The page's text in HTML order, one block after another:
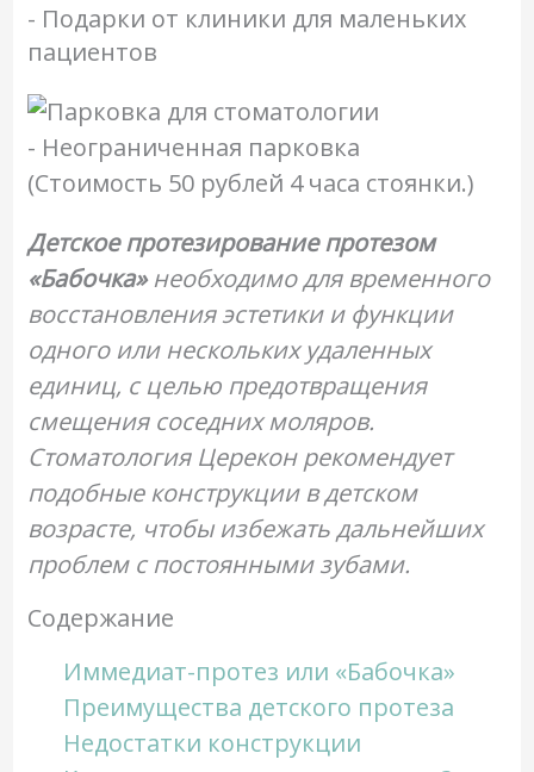
- Подарки от клиники для маленьких
пациентов
- Неограниченная парковка
(Стоимость 50 рублей 4 часа стоянки.)
Детское протезирование протезом
«Бабочка»необходимо для временного
восстановления эстетики и функции
одного или нескольких удаленных
единиц, с целью предотвращения
смещения соседних моляров.
Стоматология Церекон рекомендует
подобные конструкции в детском
возрасте, чтобы избежать дальнейших
проблем с постоянными зубами.
Содержание
Иммедиат-протез или «Бабочка»
Преимущества детского протеза
Недостатки конструкции